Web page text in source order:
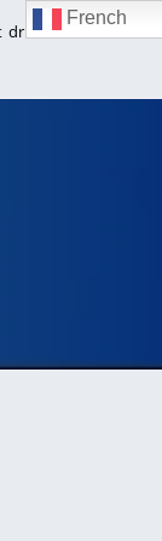
droit
French